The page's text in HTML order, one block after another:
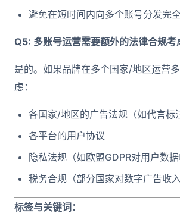
避免在短时间内向多个账号分发完
Q5: 多账号运营需要额外的法律合规考
是的。如果品牌在多个国家/地区运营
虑：
各国家/地区的广告法规（如代言标
各平台的用户协议
隐私法规（如欧盟GDPR对用户数据
税务合规（部分国家对数字广告收
标签与关键词：